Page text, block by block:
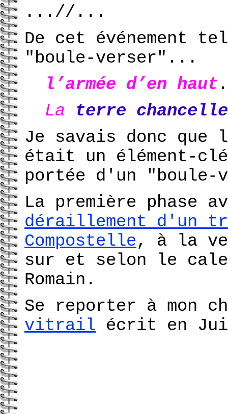
...//...
De cet événement
"boule-verser"...
l’armée d’en haut
La
terre chancelle
Je savais donc que
était un élément-
portée d'un "boule-
La première phase
déraillement d'un
Compostelle, à la
sur et selon le
Romain.
Se reporter à mon
vitrail écrit en